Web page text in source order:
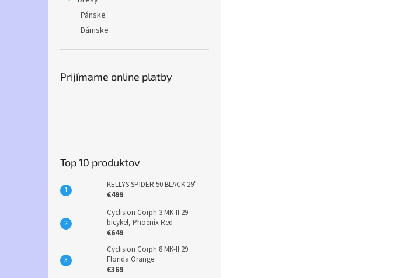
Pánske
Dámske
Prijímame online platby
Top 10 produktov
KELLYS SPIDER 50 BLACK 29"
€499
Cyclision Corph 3 MK-II 29
bicykel, Phoenix Red
€649
Cyclision Corph 8 MK-II 29
Florida Orange
€369